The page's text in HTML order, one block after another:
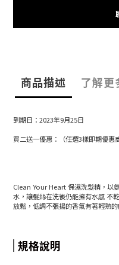
商品描述 了解更
到期日：2023年9月25日
買二送一優惠：（任選3樣即期優惠
Clean Your Heart 保濕洗髮精，以
水，讓髮絲在洗後仍能擁有水感 不
放鬆，低調不張揚的香氣有著輕熟的
規格說明